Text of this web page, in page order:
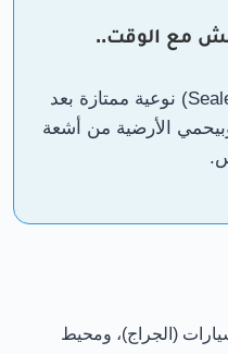
مع الوقت..
تأكد من استخدام "سيلر" (Sealer) نوعية ممتازة بعد
الأرضية من أشعة
(الجراج)، ومحيط